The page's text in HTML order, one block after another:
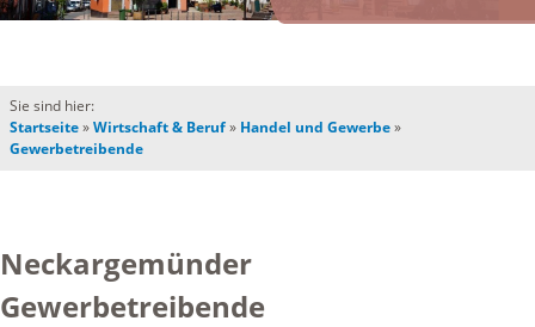
Sie sind hier:
Startseite»Wirtschaft & Beruf» Handel und Gewerbe»
Gewerbetreibende
Neckargemünder
Gewerbetreibende